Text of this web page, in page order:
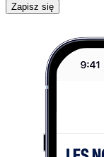
Zapisz się